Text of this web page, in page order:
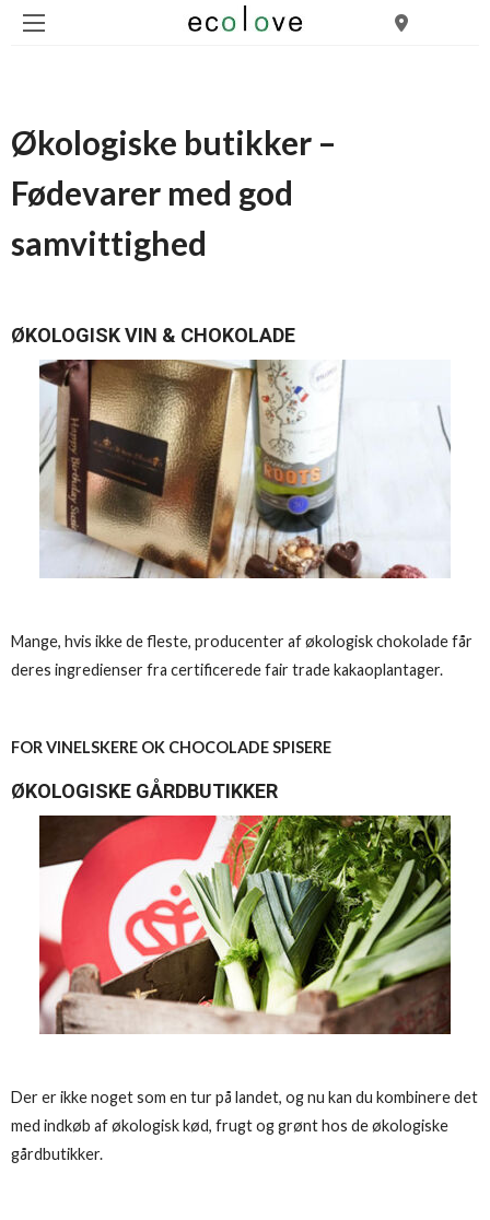
Økologiske butikker –
Fødevarer med god
samvittighed
ØKOLOGISK VIN & CHOKOLADE
Mange, hvis ikke de fleste, producenter af økologisk chokolade får
deres ingredienser fra certificerede fair trade kakaoplantager.
FOR VINELSKERE OK CHOCOLADE SPISERE
ØKOLOGISKE GÅRDBUTIKKER
Der er ikke noget som en tur på landet, og nu kan du kombinere det
med indkøb af økologisk kød, frugt og grønt hos de økologiske
gårdbutikker.